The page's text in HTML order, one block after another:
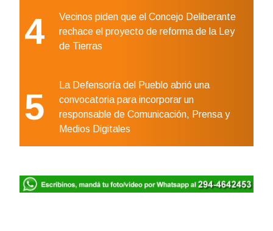
4
Vecinos piden que el Concejo Deliberante
rechace el proyecto de reforma de la Ley
de Tierras
5
La Defensoría del Pueblo abrió una
convocatoria para incorporar un
responsable de Comunicación, Prensa y
Medios Digitales